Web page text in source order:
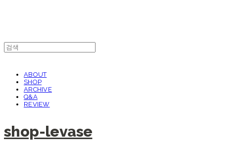
ABOUT
SHOP
ARCHIVE
Q&A
REVIEW
shop-levase